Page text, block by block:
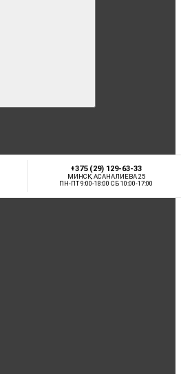
+375 (29) 129-63-33
МИНСК, АСАНАЛИЕВА 25
ПН-ПТ 9:00-18:00 СБ 10:00-17:00